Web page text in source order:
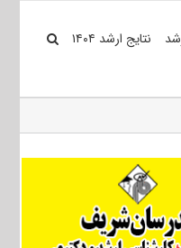
نتایج ارشد ۱۴۰۴